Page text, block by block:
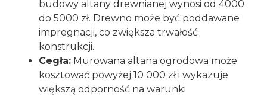
budowy altany drewnianej wynosi od 4000
do 5000 zł. Drewno może być poddawane
impregnacji, co zwiększa trwałość
konstrukcji.
Cegła: Murowana altana ogrodowa może
kosztować powyżej 10 000 zł i wykazuje
większą odporność na warunki